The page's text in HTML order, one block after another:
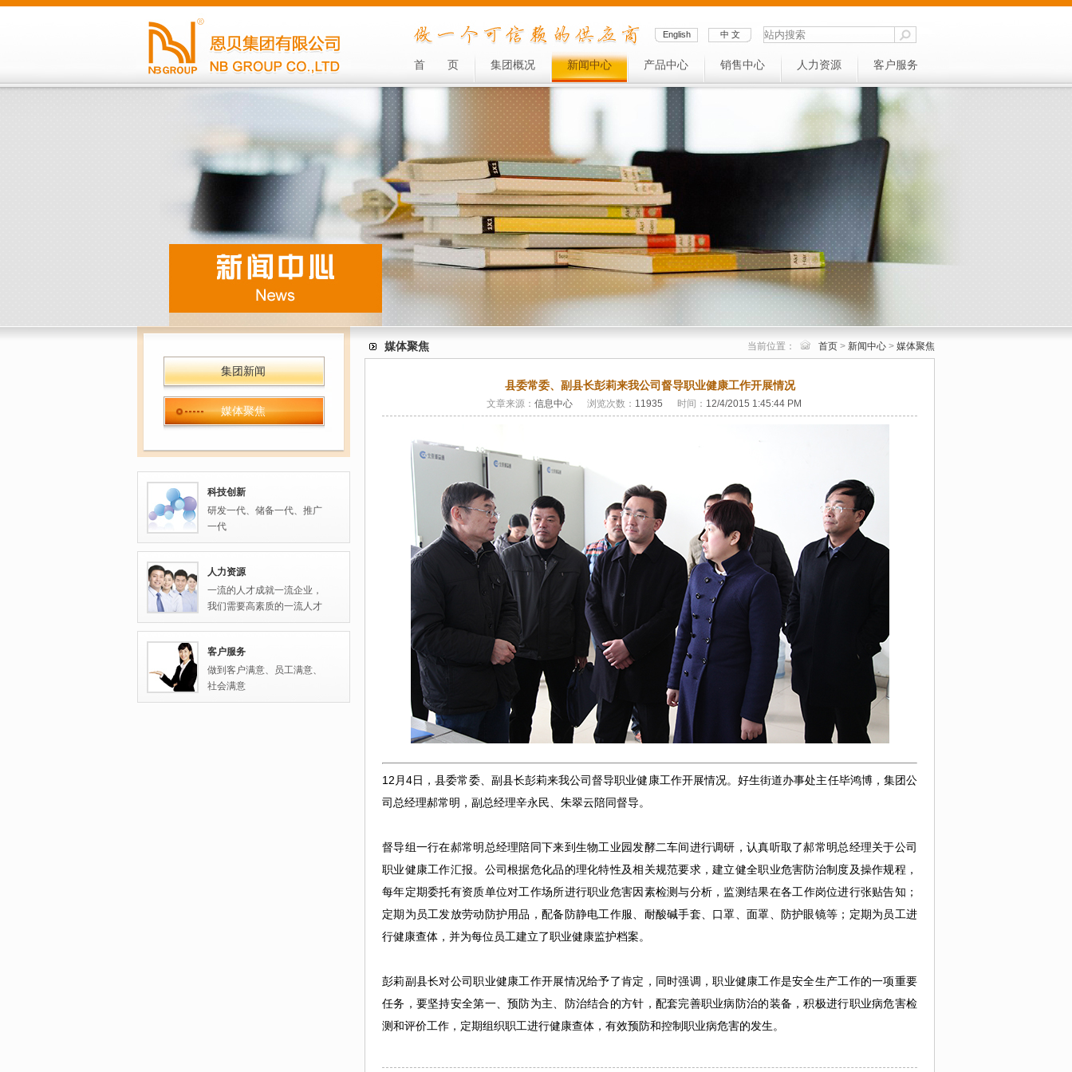
English 中 文
首 页 集团概况 新闻中心 产品中心 销售中心 人力资源 客户服务
集团新闻
媒体聚焦
科技创新
研发一代、储备一代、推广
一代
人力资源
一流的人才成就一流企业，
我们需要高素质的一流人才
客户服务
做到客户满意、员工满意、
社会满意
当前位置： 首页 > 新闻中心 > 媒体聚焦
媒体聚焦
县委常委、副县长彭莉来我公司督导职业健康工作开展情况
文章来源： 信息中心 浏览次数： 11935 时间： 12/4/2015 1:45:44 PM
12月4日，县委常委、副县长彭莉来我公司督导职业健康工作开展情况。好生街道办事处主任毕鸿博，集团公
司总经理郝常明 ， 副总经理辛永民、 朱翠云陪同督导。
督导组一行在郝常明总经理陪同下来到生物工业园发酵二车间进行调研，认真听取了郝常明总经理关于公司
职业健康工作汇报。公司根据危化品的理化特性及相关规范要求，建立健全职业危害防治制度及操作规程 ，
每年定期委托有资质单位对工作场所进行职业危害因素检测与分析，监测结果在各工作岗位进行张贴告知；
定期为员工发放劳动防护用品，配备防静电工作服、耐酸碱手套、口罩、面罩、防护眼镜等 ； 定期为员工进
行健康查体，并为每位员工建立了职业健康监护档案。
彭莉副县长对公司职业健康工作开展情况给予了肯定， 同时强调，职业健康工作是安全生产工作的一项重要
任务，要坚持安全第一、预防为主、防治结合的方针，配套完善职业病防治的装备，积极进行职业病危害检
测和评价工作，定期组织职工进行健康查体，有效预防和控制职业病危害的发生。